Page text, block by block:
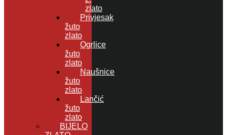
zlato
Privjesak
žuto
zlato
Ogrlice
žuto
zlato
Naušnice
žuto
zlato
Lančić
žuto
zlato
BIJELO